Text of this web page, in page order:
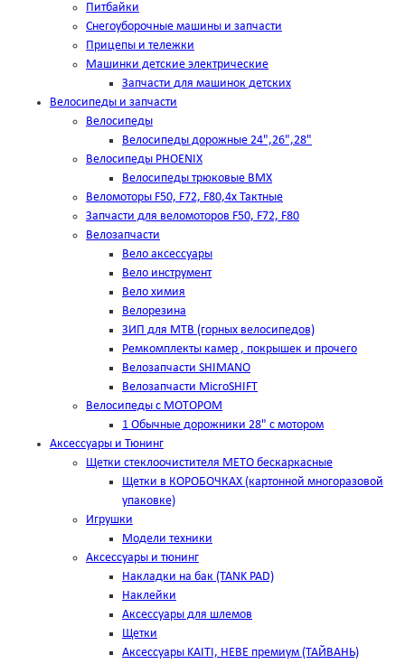
Питбайки
Снегоуборочные машины и запчасти
Прицепы и тележки
Машинки детские электрические
Запчасти для машинок детских
Велосипеды и запчасти
Велосипеды
Велосипеды дорожные 24",26",28"
Велосипеды PHOENIX
Велосипеды трюковые BMX
Веломоторы F50, F72, F80,4х Тактные
Запчасти для веломоторов F50, F72, F80
Велозапчасти
Вело аксессуары
Вело инструмент
Вело химия
Велорезина
ЗИП для MTB (горных велосипедов)
Ремкомплекты камер , покрышек и прочего
Велозапчасти SHIMANO
Велозапчасти MicroSHIFT
Велосипеды с МОТОРОМ
1 Обычные дорожники 28" с мотором
Аксессуары и Тюнинг
Щетки стеклоочистителя METO бескаркасные
Щетки в КОРОБОЧКАХ (картонной многоразовой
упаковке)
Игрушки
Модели техники
Аксессуары и тюнинг
Накладки на бак (TANK PAD)
Наклейки
Аксессуары для шлемов
Щетки
Аксессуары KAITI, HEBE премиум (ТАЙВАНЬ)